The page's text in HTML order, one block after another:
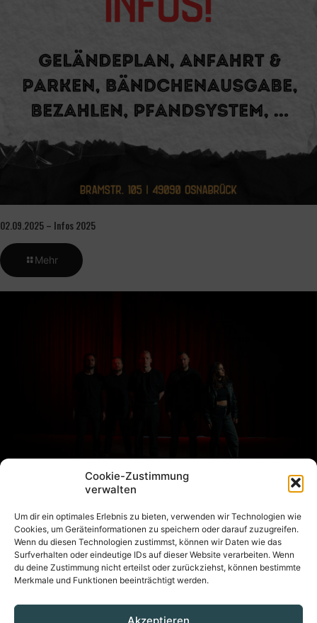
Cookie-Zustimmung
verwalten
Um dir ein optimales Erlebnis zu bieten, verwenden wir Technologien wie
Cookies, um Geräteinformationen zu speichern oder darauf zuzugreifen.
Wenn du diesen Technologien zustimmst, können wir Daten wie das
Surfverhalten oder eindeutige IDs auf dieser Website verarbeiten. Wenn
du deine Zustimmung nicht erteilst oder zurückziehst, können bestimmte
Merkmale und Funktionen beeinträchtigt werden.
Akzeptieren
02.09.2025 – Infos 2025
Mehr
03.09.2025 – About Monsters Opener am Samstag
Mehr